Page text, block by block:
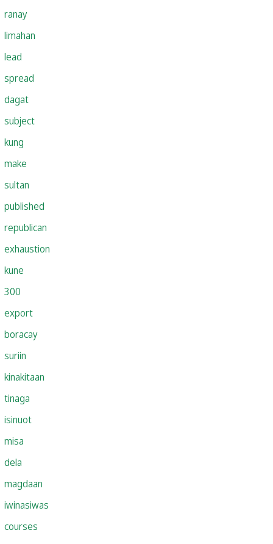
ranay
limahan
lead
spread
dagat
subject
kung
make
sultan
published
republican
exhaustion
kune
300
export
boracay
suriin
kinakitaan
tinaga
isinuot
misa
dela
magdaan
iwinasiwas
courses